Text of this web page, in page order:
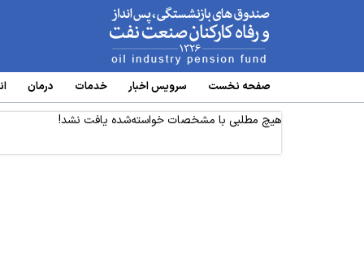
www.oipf.ir
صفحه نخست سرویس‌ اخبار خدمات درمان
هیچ مطلبی با مشخصات خواسته‌شده یافت نشد!